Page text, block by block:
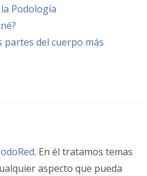
Podología
partes del cuerpo más
. En él tratamos temas
aspecto que pueda